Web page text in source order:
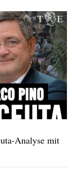
Analyse mit